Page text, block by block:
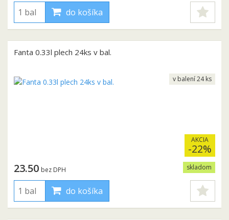
do košíka
Fanta 0.33l plech 24ks v bal.
AKCIA
-22%
skladom
23.50 bez DPH
do košíka
v balení 24 ks